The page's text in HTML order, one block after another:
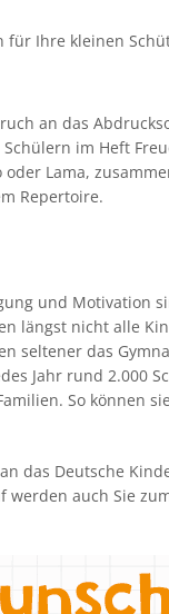
Ihre kleinen
an das
im Heft
Lama,
Repertoire.
und Motivation
längst nicht alle
seltener das
Jahr rund 2.000
So können
das Deutsche
auch Sie